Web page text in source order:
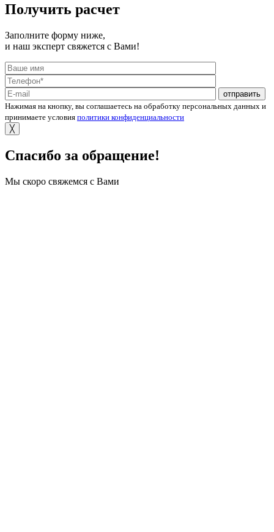
Получить расчет
Заполните форму ниже,
и наш эксперт свяжется с Вами!
отправить
Нажимая на кнопку, вы соглашаетесь на обработку персональных данных и
принимаете условия политики конфиденциальности
╳
Спасибо за обращение!
Мы скоро свяжемся с Вами